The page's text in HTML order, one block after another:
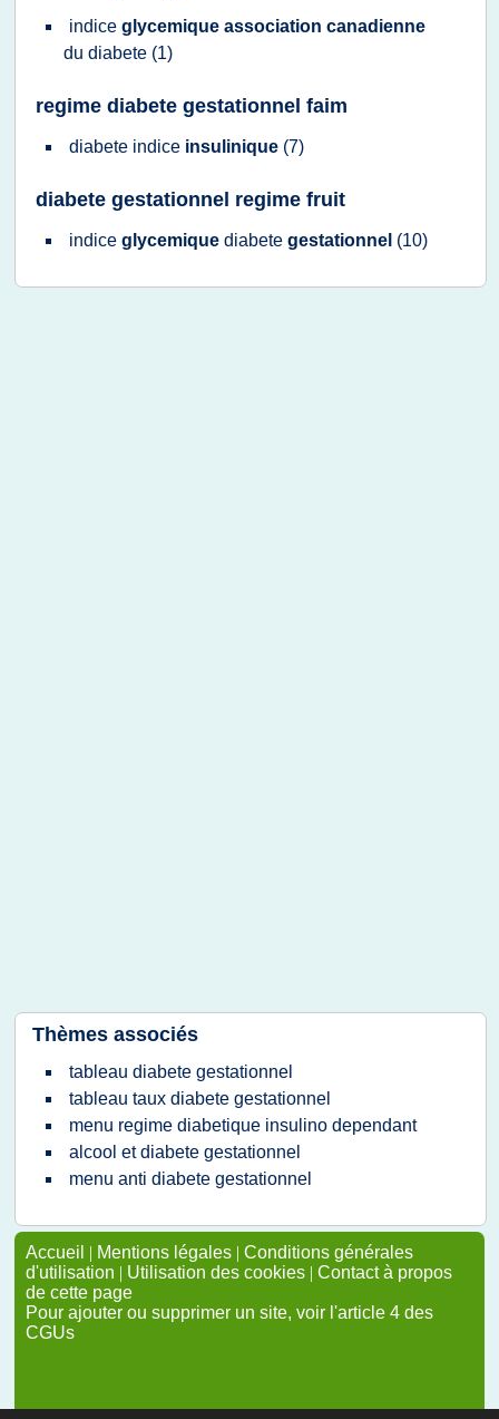
indice glycemique association canadienne
du diabete (1)
regime diabete gestationnel faim
diabete indice insulinique (7)
diabete gestationnel regime fruit
indice glycemique diabete gestationnel (10)
Thèmes associés
tableau diabete gestationnel
tableau taux diabete gestationnel
menu regime diabetique insulino dependant
alcool et diabete gestationnel
menu anti diabete gestationnel
Accueil | Mentions légales | Conditions générales
d'utilisation | Utilisation des cookies | Contact à propos
de cette page
Pour ajouter ou supprimer un site, voir l'article 4 des
CGUs